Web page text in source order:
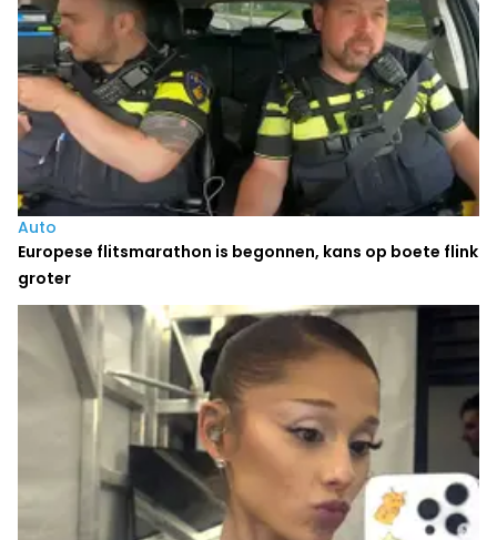
Auto
Europese flitsmarathon is begonnen, kans op boete flink
groter